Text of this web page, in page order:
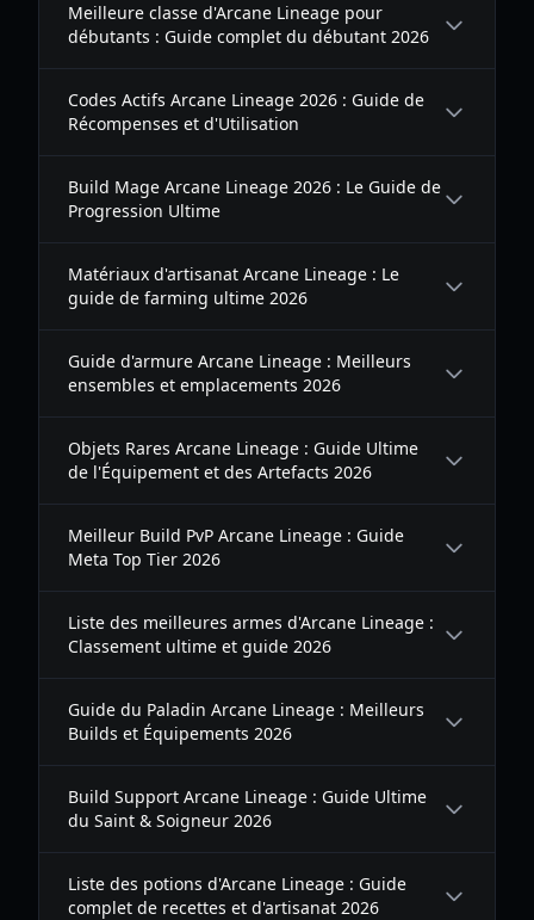
Meilleure classe d'Arcane Lineage pour
débutants : Guide complet du débutant 2026
Codes Actifs Arcane Lineage 2026 : Guide de
Récompenses et d'Utilisation
Build Mage Arcane Lineage 2026 : Le Guide de
Progression Ultime
Matériaux d'artisanat Arcane Lineage : Le
guide de farming ultime 2026
Guide d'armure Arcane Lineage : Meilleurs
ensembles et emplacements 2026
Objets Rares Arcane Lineage : Guide Ultime
de l'Équipement et des Artefacts 2026
Meilleur Build PvP Arcane Lineage : Guide
Meta Top Tier 2026
Liste des meilleures armes d'Arcane Lineage :
Classement ultime et guide 2026
Guide du Paladin Arcane Lineage : Meilleurs
Builds et Équipements 2026
Build Support Arcane Lineage : Guide Ultime
du Saint & Soigneur 2026
Liste des potions d'Arcane Lineage : Guide
complet de recettes et d'artisanat 2026